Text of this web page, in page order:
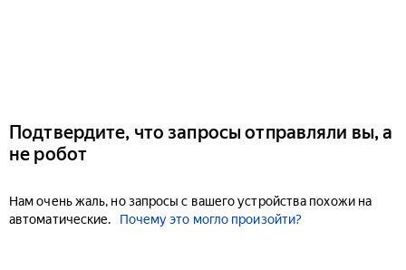
Подтвердите, что запросы отправляли вы, а
не робот
Нам очень жаль, но запросы с вашего устройства похожи на
автоматические.
Почему это могло произойти?